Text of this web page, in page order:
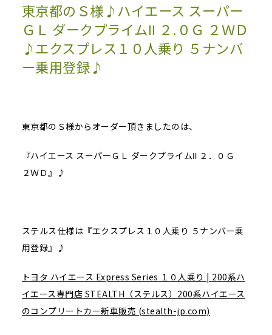
東京都のＳ様♪ハイエース スーパー
ＧＬ ダークプライムⅡ ２.０Ｇ ２ＷＤ
♪エクスプレス１０人乗り ５ナンバ
ー乗用登録♪
東京都のＳ様からオーダー頂きましたのは、
『ハイエース スーパーＧＬ ダークプライムⅡ ２．０Ｇ
２ＷＤ』♪
ステルス仕様は『エクスプレス１０人乗り ５ナンバー乗
用登録』♪
トヨタ ハイエース Express Series １０人乗り | 200系ハ
イエース専門店 STEALTH（ステルス）200系ハイエース
のコンプリートカー新車販売 (stealth-jp.com)